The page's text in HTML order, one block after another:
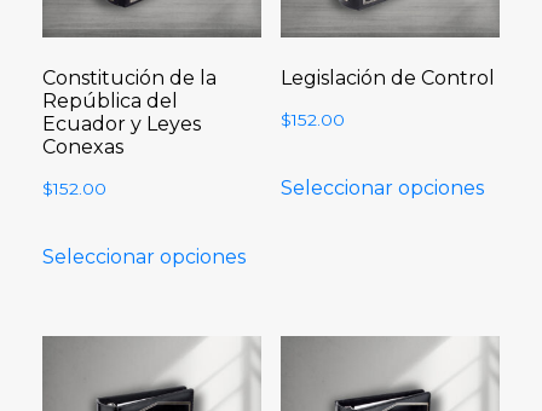
Constitución de la
República del
Ecuador y Leyes
Conexas
$152.00
Seleccionar opciones
Legislación de Control
$152.00
Seleccionar opciones